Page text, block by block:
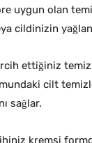
uygun olan
cildinizin
ettiğiniz
cilt
sağlar.
kremsi